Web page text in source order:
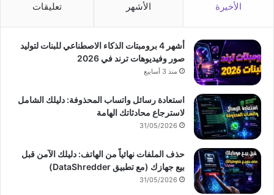
الأخيرة الأشهر تعليقات
أشهر 4 برومبتات الذكاء الاصطناعي للبنات لتوليد
صور وفيديوهات ترند في 2026
منذ 3 أسابيع
استعادة رسائل واتساب المحذوفة: دليلك الشامل
لاسترجاع محادثاتك الهامة
31/05/2026
حذف الملفات نهائياً من الهاتف: دليلك الآمن قبل
بيع جهازك (مع تطبيق DataShredder)
31/05/2026